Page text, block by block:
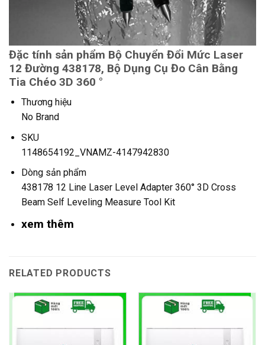
Đặc tính sản phẩm Bộ Chuyển Đổi Mức Laser
12 Đường 438178, Bộ Dụng Cụ Đo Cân Bằng
Tia Chéo 3D 360 °
Thương hiệu
No Brand
SKU
1148654192_VNAMZ-4147942830
Dòng sản phẩm
438178 12 Line Laser Level Adapter 360° 3D Cross
Beam Self Leveling Measure Tool Kit
xem thêm
RELATED PRODUCTS